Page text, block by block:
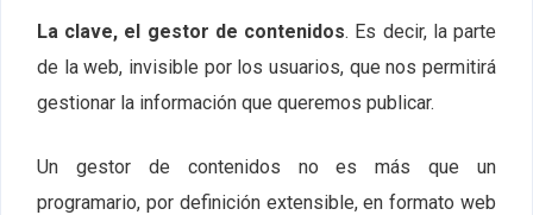
La clave, el gestor de contenidos. Es decir, la parte
de la web, invisible por los usuarios, que nos permitirá
gestionar la información que queremos publicar.
Un gestor de contenidos no es más que un
programario, por definición extensible, en formato web